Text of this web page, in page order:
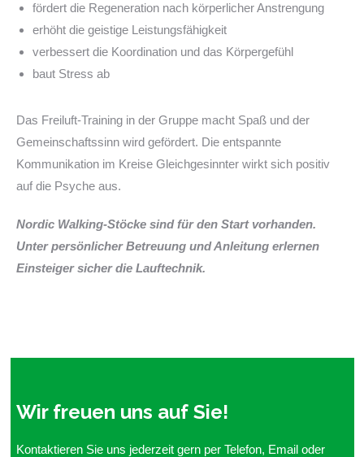
fördert die Regeneration nach körperlicher Anstrengung
erhöht die geistige Leistungsfähigkeit
verbessert die Koordination und das Körpergefühl
baut Stress ab
Das Freiluft-Training in der Gruppe macht Spaß und der
Gemeinschaftssinn wird gefördert. Die entspannte
Kommunikation im Kreise Gleichgesinnter wirkt sich positiv
auf die Psyche aus.
Nordic Walking-Stöcke sind für den Start vorhanden.
Unter persönlicher Betreuung und Anleitung erlernen
Einsteiger sicher die Lauftechnik.
Wir freuen uns auf Sie!
Kontaktieren Sie uns jederzeit gern per Telefon, Email oder